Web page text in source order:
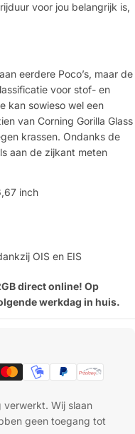
voor jou belangrijk is,
eerdere Poco’s, maar de
voor stof- en
kan sowieso wel een
van Corning Gorilla Glass
krassen. Ondanks de
aan de zijkant meten
inch
OIS en EIS
direct online! Op
werkdag in huis.
Wij slaan
geen toegang tot